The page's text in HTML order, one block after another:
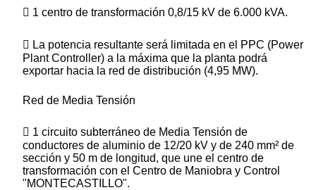
 1 centro de transformación 0,8/15 kV de 6.000 kVA.
 La potencia resultante será limitada en el PPC (Power
Plant Controller) a la máxima que la planta podrá
exportar hacia la red de distribución (4,95 MW).
Red de Media Tensión
 1 circuito subterráneo de Media Tensión de
conductores de aluminio de 12/20 kV y de 240 mm² de
sección y 50 m de longitud, que une el centro de
transformación con el Centro de Maniobra y Control
"MONTECASTILLO".